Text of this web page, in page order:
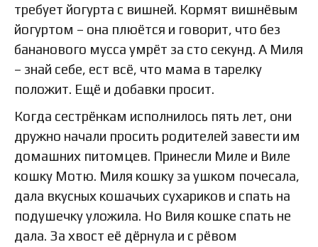
требует йогурта с вишней. Кормят вишнёвым
йогуртом – она плюётся и говорит, что без
бананового мусса умрёт за сто секунд. А Миля
– знай себе, ест всё, что мама в тарелку
положит. Ещё и добавки просит.
Когда сестрёнкам исполнилось пять лет, они
дружно начали просить родителей завести им
домашних питомцев. Принесли Миле и Виле
кошку Мотю. Миля кошку за ушком почесала,
дала вкусных кошачьих сухариков и спать на
подушечку уложила. Но Виля кошке спать не
дала. За хвост её дёрнула и с рёвом